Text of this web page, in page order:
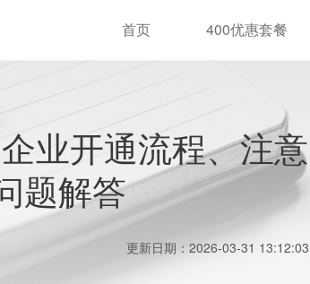
首页 400优惠套餐
业开通流程、注意
题解答
更新日期：2026-03-31 13:12:03